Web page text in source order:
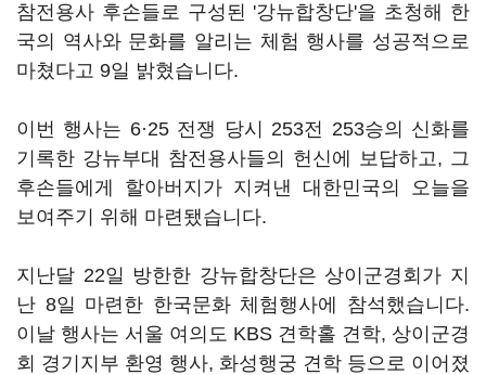
참전용사 후손들로 구성된 '강뉴합창단'을 초청해 한
국의 역사와 문화를 알리는 체험 행사를 성공적으로
마쳤다고 9일 밝혔습니다.
이번 행사는 6·25 전쟁 당시 253전 253승의 신화를
기록한 강뉴부대 참전용사들의 헌신에 보답하고, 그
후손들에게 할아버지가 지켜낸 대한민국의 오늘을
보여주기 위해 마련됐습니다.
지난달 22일 방한한 강뉴합창단은 상이군경회가 지
난 8일 마련한 한국문화 체험행사에 참석했습니다.
이날 행사는 서울 여의도 KBS 견학홀 견학, 상이군경
회 경기지부 환영 행사, 화성행궁 견학 등으로 이어졌